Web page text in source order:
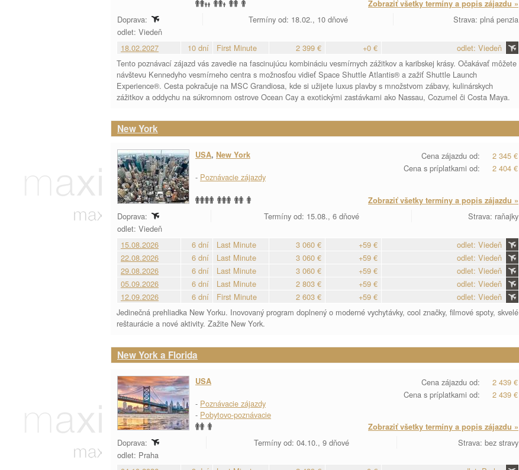
Zobraziť všetky termíny a popis zájazdu »
Doprava: Termíny od: 18.02., 10 dňové
Strava: plná penzia
odlet: Viedeň
18.02.2027
10 dní First Minute 2 399 € +0 €
odlet: Viedeň
Tento poznávací zájazd vás zavedie na fascinujúcu kombináciu vesmírnych zážitkov a karibskej krásy. Očakávať môžete
návštevu Kennedyho vesmírneho centra s možnosťou vidieť Space Shuttle Atlantis® a zažiť Shuttle Launch
Experience®. Cesta pokračuje na MSC Grandiosa, kde si užijete luxus plavby s množstvom zábavy, kulinárskych
zážitkov a oddychu na súkromnom ostrove Ocean Cay a exotickými zastávkami ako Nassau, Cozumel či Costa Maya.
New York
Cena zájazdu od:
2 345 €
Cena s príplatkami od:
2 404 €
USA, New York
- Poznávacie zájazdy
Zobraziť všetky termíny a popis zájazdu »
Doprava: Termíny od: 15.08., 6 dňové
Strava: raňajky
odlet: Viedeň
15.08.2026
6 dní Last Minute 3 060 € +59 €
odlet: Viedeň
22.08.2026
6 dní Last Minute 3 060 € +59 €
odlet: Viedeň
29.08.2026
6 dní Last Minute 3 060 € +59 €
odlet: Viedeň
05.09.2026
6 dní Last Minute 2 803 € +59 €
odlet: Viedeň
12.09.2026
6 dní First Minute 2 603 € +59 €
odlet: Viedeň
Jedinečná prehliadka New Yorku. Inovovaný program doplnený o moderné vychytávky, cool značky, filmové spoty, skvelé
reštaurácie a nové aktivity. Zažite New York.
New York a Florida
Cena zájazdu od:
2 439 €
Cena s príplatkami od:
2 439 €
USA
- Poznávacie zájazdy
- Pobytovo-poznávacie
Zobraziť všetky termíny a popis zájazdu »
Doprava: Termíny od: 04.10., 9 dňové
Strava: bez stravy
odlet: Praha